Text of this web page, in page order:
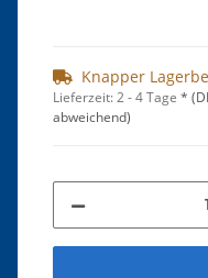
Knapper
Lieferzeit:2 - 4 Tage *
abweichend)